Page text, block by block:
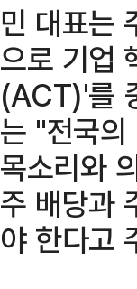
민 대표는
으로 기업
(ACT)'를
는 "전국
목소리와
주 배당과
야 한다고